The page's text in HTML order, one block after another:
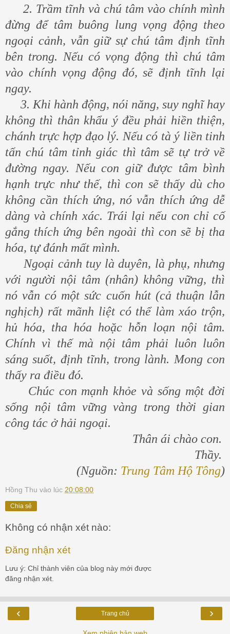
2. Trầm tĩnh và chú tâm vào chính mình
đừng để tâm buông lung vọng động theo
ngoại cảnh, vẫn giữ sự chú tâm định tĩnh
bên trong. Nếu có vọng động thì chú tâm
vào chính vọng động đó, sẽ định tĩnh lại
ngay.
3. Khi hành động, nói năng, suy nghĩ hay
không thì thân khẩu ý đều phải hiền thiện,
chánh trực hợp đạo lý. Nếu có tà ý liền tinh
tấn chú tâm tỉnh giác thì tâm sẽ tự trở về
đường ngay. Nếu con giữ được tâm bình
hạnh trực như thế, thì con sẽ thấy dù cho
không cần thích ứng, nó vẫn thích ứng dễ
dàng và chính xác. Trái lại nếu con chỉ cố
gắng thích ứng bên ngoài thì con sẽ bị tha
hóa, tự đánh mất mình.
Ngoại cảnh tuy là duyên, là phụ, nhưng
với người nội tâm (nhân) không vững, thì
nó vẫn có một sức cuốn hút (cả thuận lẫn
nghịch) rất mãnh liệt có thể làm xáo trộn,
hủ hóa, tha hóa hoặc hỗn loạn nội tâm.
Chính vì thế mà nội tâm phải luôn luôn
sáng suốt, định tĩnh, trong lành. Mong con
thấy ra điều đó.
Chúc con mạnh khỏe và sống một đời
sống nội tâm vững vàng trong thời gian
công tác ở hải ngoại.
Thân ái chào con.
Thầy.
(Nguồn: Trung Tâm Hộ Tông)
Hồng Thu vào lúc 20:08:00
Chia sẻ
Không có nhận xét nào:
Đăng nhận xét
Lưu ý: Chỉ thành viên của blog này mới được
đăng nhận xét.
‹ ›
Trang chủ